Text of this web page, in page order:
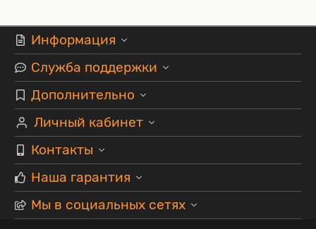
Информация
Служба поддержки
Дополнительно
Личный кабинет
Контакты
Наша гарантия
Мы в социальных сетях